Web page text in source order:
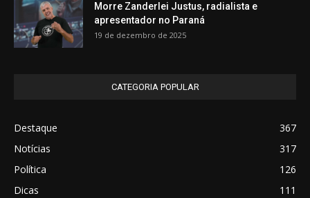
Morre Zanderlei Justus, radialista e
apresentador no Paraná
19 de dezembro de 2025
CATEGORIA POPULAR
Destaque
367
Notícias
317
Política
126
Dicas
111